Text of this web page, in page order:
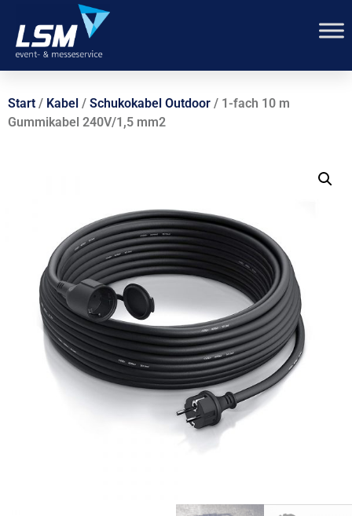
Start / Kabel / Schukokabel Outdoor / 1-fach 10 m
Gummikabel 240V/1,5 mm2